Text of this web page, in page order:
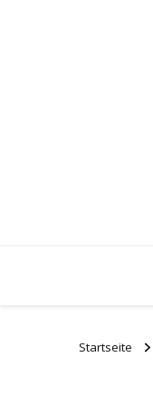
Startseite